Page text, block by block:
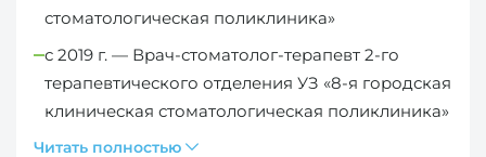
стоматологическая поликлиника»
с 2019 г. — Врач-стоматолог-терапевт 2-го
терапевтического отделения УЗ «8-я городская
клиническая стоматологическая поликлиника»
Читать полностью